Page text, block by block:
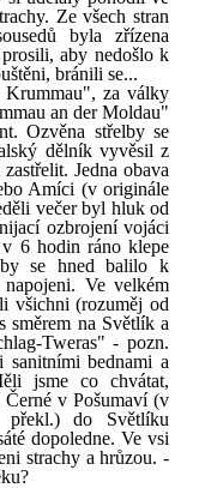
Ze všech stran
byla zřízena
aby nedošlo k
bránili se...
za války
an der Moldau"
Ozvěna střelby se
dělník vyvěsil z
Jedna obava
Amíci (v originále
večer byl hluk od
ozbrojení vojáci
6 hodin ráno klepe
se hned balilo k
Ve velkém
všichni (rozuměj od
směrem na Světlík a
Tweras" - pozn.
bednami a
jsme co chvátat,
v Pošumaví (v
překl.) do Světlíku
dopoledne. Ve vsi
strachy a hrůzou. -